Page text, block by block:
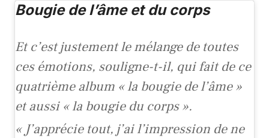
Bougie de l’âme et du corps
Et c’est justement le mélange de toutes
ces émotions, souligne-t-il, qui fait de ce
quatrième album « la bougie de l’âme »
et aussi « la bougie du corps ».
« J’apprécie tout, j’ai l’impression de ne